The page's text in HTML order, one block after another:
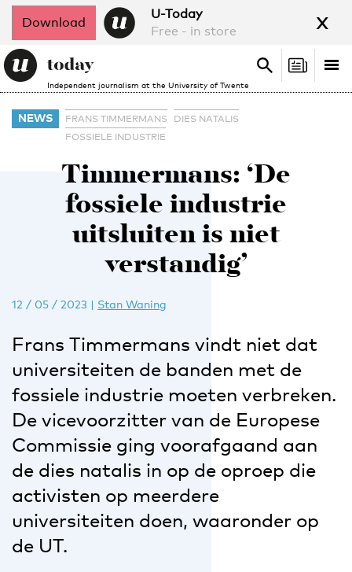
Download
U-Today
Free - in store
x
Independent journalism at the University of Twente
Search
Search
NEWS FRANS TIMMERMANS
DIES NATALIS
FOSSIELE INDUSTRIE
Timmermans: ‘De
fossiele industrie
uitsluiten is niet
verstandig’
12 / 05 / 2023 | Stan Waning
Frans Timmermans vindt niet dat
universiteiten de banden met de
fossiele industrie moeten verbreken.
De vicevoorzitter van de Europese
Commissie ging voorafgaand aan
de dies natalis in op de oproep die
activisten op meerdere
universiteiten doen, waaronder op
de UT.